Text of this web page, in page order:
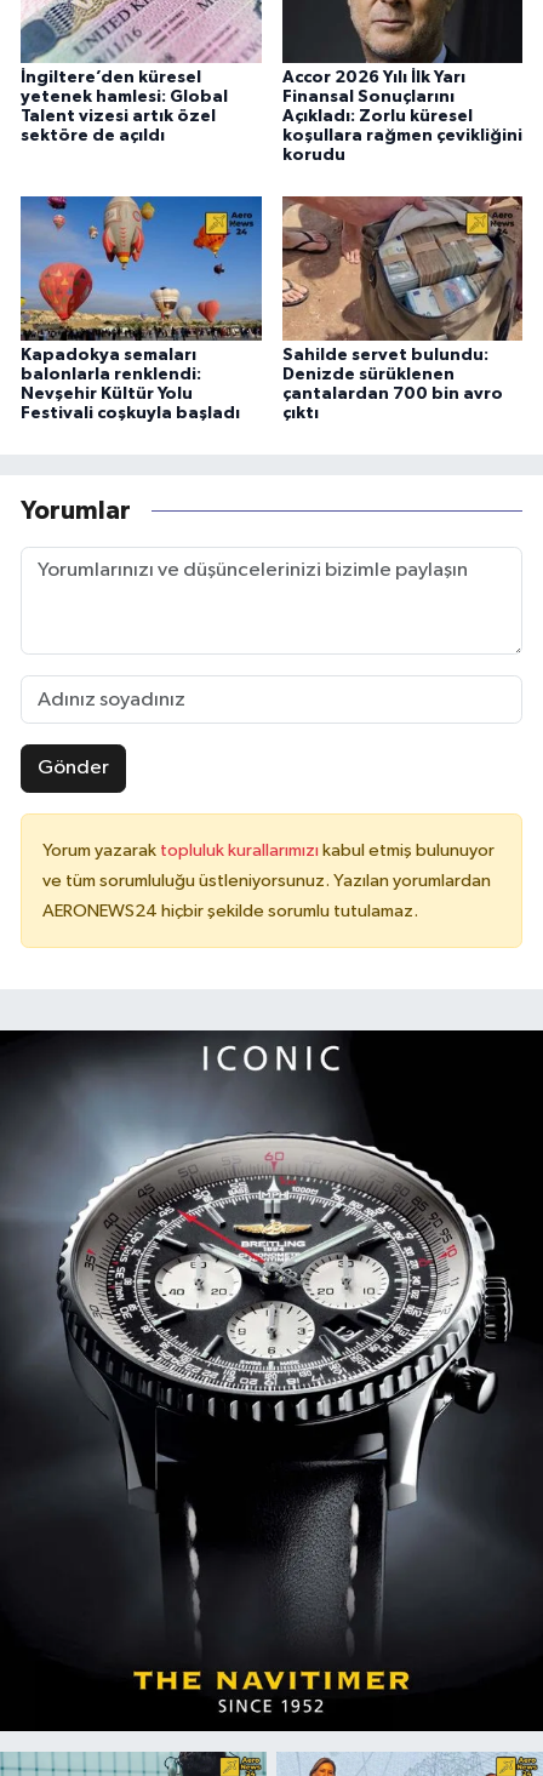
İngiltere’den küresel
yetenek hamlesi: Global
Talent vizesi artık özel
sektöre de açıldı
Accor 2026 Yılı İlk Yarı
Finansal Sonuçlarını
Açıkladı: Zorlu küresel
koşullara rağmen çevikliğini
korudu
Kapadokya semaları
balonlarla renklendi:
Nevşehir Kültür Yolu
Festivali coşkuyla başladı
Sahilde servet bulundu:
Denizde sürüklenen
çantalardan 700 bin avro
çıktı
Yorumlar
Gönder
Yorum yazarak topluluk kurallarımızı kabul etmiş bulunuyor
ve tüm sorumluluğu üstleniyorsunuz. Yazılan yorumlardan
AERONEWS24 hiçbir şekilde sorumlu tutulamaz.